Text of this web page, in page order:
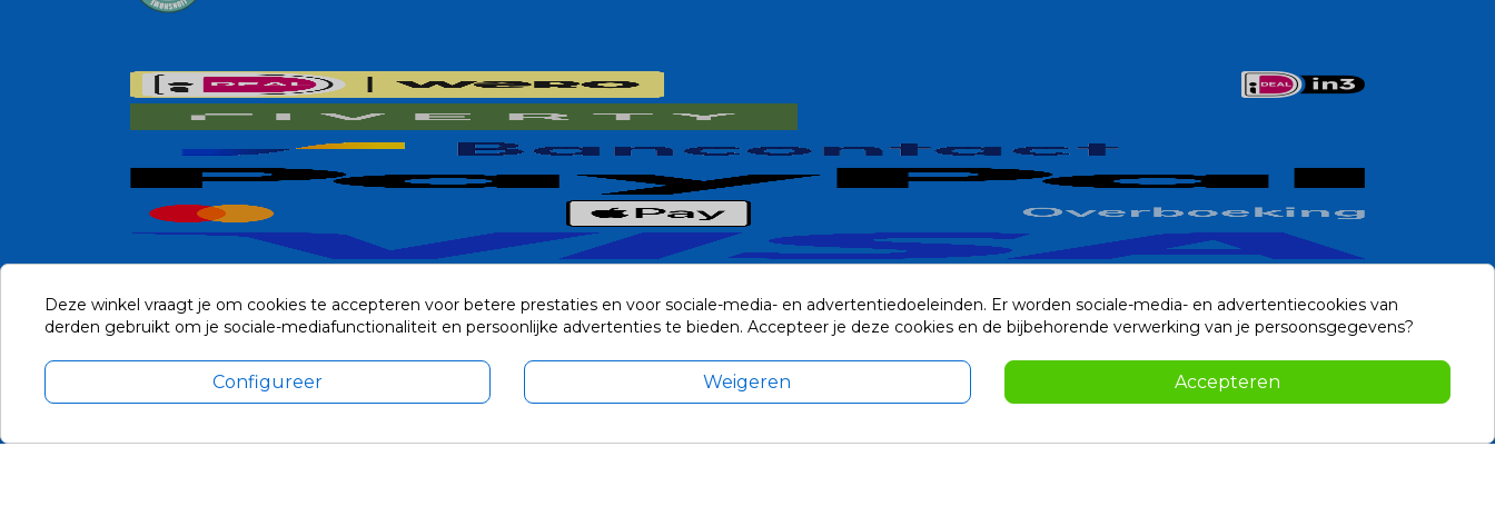
Alle prijzen zijn in Euro, inclusief BTW en andere heffingen en exclusief eventuele verzendkosten.
© 2014-2026 Noviostores.nl. Alle rechten voorbehouden.
Deze winkel vraagt je om cookies te accepteren voor betere prestaties en voor sociale-media- en advertentiedoeleinden. Er worden sociale-media- en advertentiecookies van
derden gebruikt om je sociale-mediafunctionaliteit en persoonlijke advertenties te bieden. Accepteer je deze cookies en de bijbehorende verwerking van je persoonsgegevens?
Configureer Weigeren Accepteren